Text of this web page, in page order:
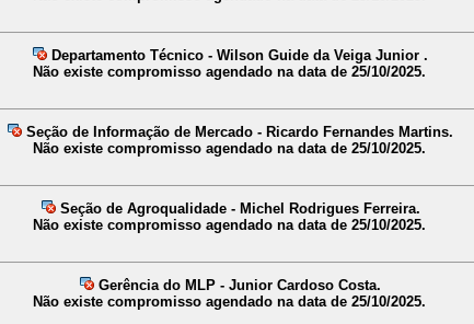
Departamento Técnico - Wilson Guide da Veiga Junior .
Não existe compromisso agendado na data de 25/10/2025.
Seção de Informação de Mercado - Ricardo Fernandes Martins.
Não existe compromisso agendado na data de 25/10/2025.
Seção de Agroqualidade - Michel Rodrigues Ferreira.
Não existe compromisso agendado na data de 25/10/2025.
Gerência do MLP - Junior Cardoso Costa.
Não existe compromisso agendado na data de 25/10/2025.